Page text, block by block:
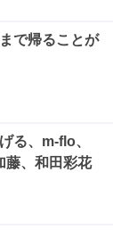
で帰ることが
る、m-flo、
藤、和田彩花